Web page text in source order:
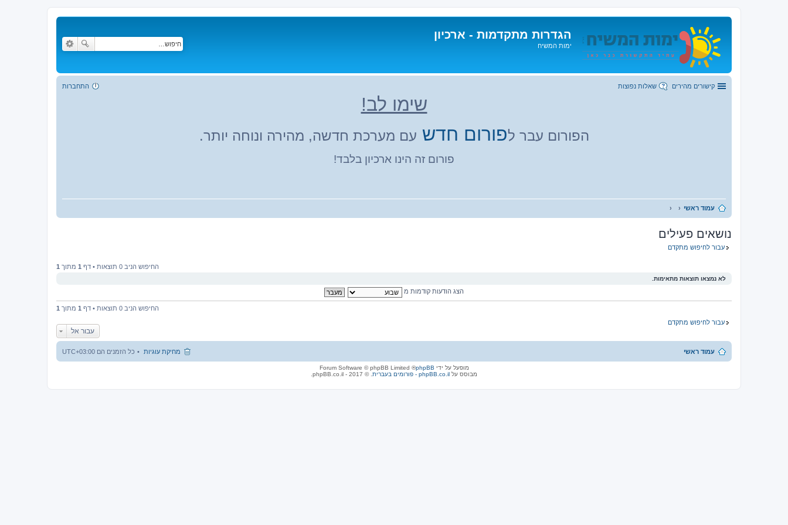
הגדרות מתקדמות - ארכיון
ימות המשיח
קישורים מהירים שאלות נפוצות התחברות
שימו לב!
הפורום עבר לפורום חדש עם מערכת חדשה, מהירה ונוחה יותר.
פורום זה הינו ארכיון בלבד!
עמוד ראשי
נושאים פעילים
עבור לחיפוש מתקדם
החיפוש הניב 0 תוצאות • דף 1 מתוך 1
לא נמצאו תוצאות מתאימות.
הצג הודעות קודמות מ
החיפוש הניב 0 תוצאות • דף 1 מתוך 1
עבור לחיפוש מתקדם
עבור אל
עמוד ראשי כל הזמנים הם UTC+03:00 מחיקת עוגיות
מופעל על ידי phpBB
® Forum Software © phpBB Limited
מבוסס על phpBB.co.il - פורומים בעברית . © 2017 - phpBB.co.il.